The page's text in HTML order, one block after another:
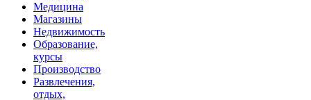
Медицина
Магазины
Недвижимость
Образование,
курсы
Производство
Развлечения,
отдых,